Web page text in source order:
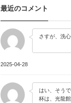
最近のコメント
さすが、洗
2025-04-28
はい、そう
杯は、光龍